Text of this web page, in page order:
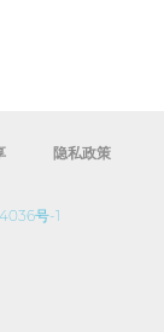
隐私政策
号-1